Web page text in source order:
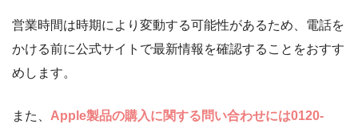
営業時間は時期により変動する可能性があるため、電話を
かける前に公式サイトで最新情報を確認することをおすす
めします。
また、 Apple製品の購入に関する問い合わせには0120-